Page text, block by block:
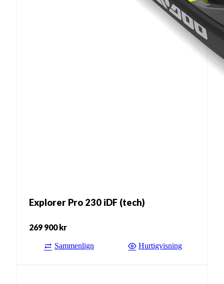
Explorer Pro 230 iDF (tech)
269 900kr
Sammenlign Hurtigvisning